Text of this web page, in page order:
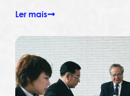
Ler mais